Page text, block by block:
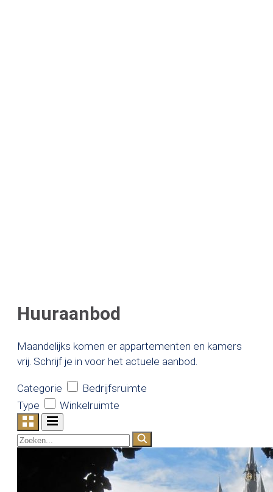
Huuraanbod
Maandelijks komen er appartementen en kamers
vrij. Schrijf je in voor het actuele aanbod.
Categorie
Bedrijfsruimte
Type
Winkelruimte